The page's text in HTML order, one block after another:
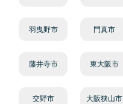
羽曳野市 門真市
藤井寺市 東大阪市
交野市 大阪狭山市